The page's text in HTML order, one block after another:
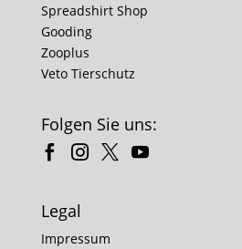
Spreadshirt Shop
Gooding
Zooplus
Veto Tierschutz
Folgen Sie uns:
Legal
Impressum